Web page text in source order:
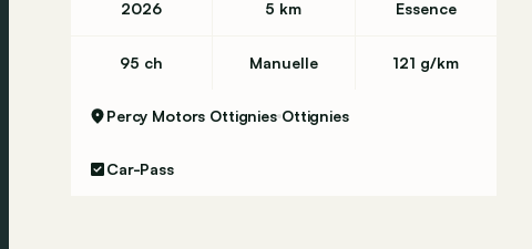
2026 5 km Essence
95 ch Manuelle 121 g/km
Percy Motors Ottignies Ottignies
Car-Pass